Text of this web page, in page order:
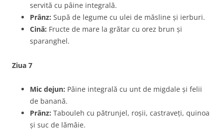
servită cu pâine integrală.
Prânz: Supă de legume cu ulei de măsline și ierburi.
Cină: Fructe de mare la grătar cu orez brun și
sparanghel.
Ziua 7
Mic dejun: Pâine integrală cu unt de migdale și felii
de banană.
Prânz: Tabouleh cu pătrunjel, roșii, castraveți, quinoa
și suc de lămâie.